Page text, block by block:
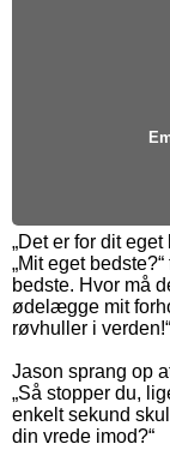
„Det er for dit
„Mit eget
bedste. Hvor må
ødelægge mit
røvhuller i verden!“
Jason sprang op
„Så stopper du,
enkelt sekund
din vrede imod?“